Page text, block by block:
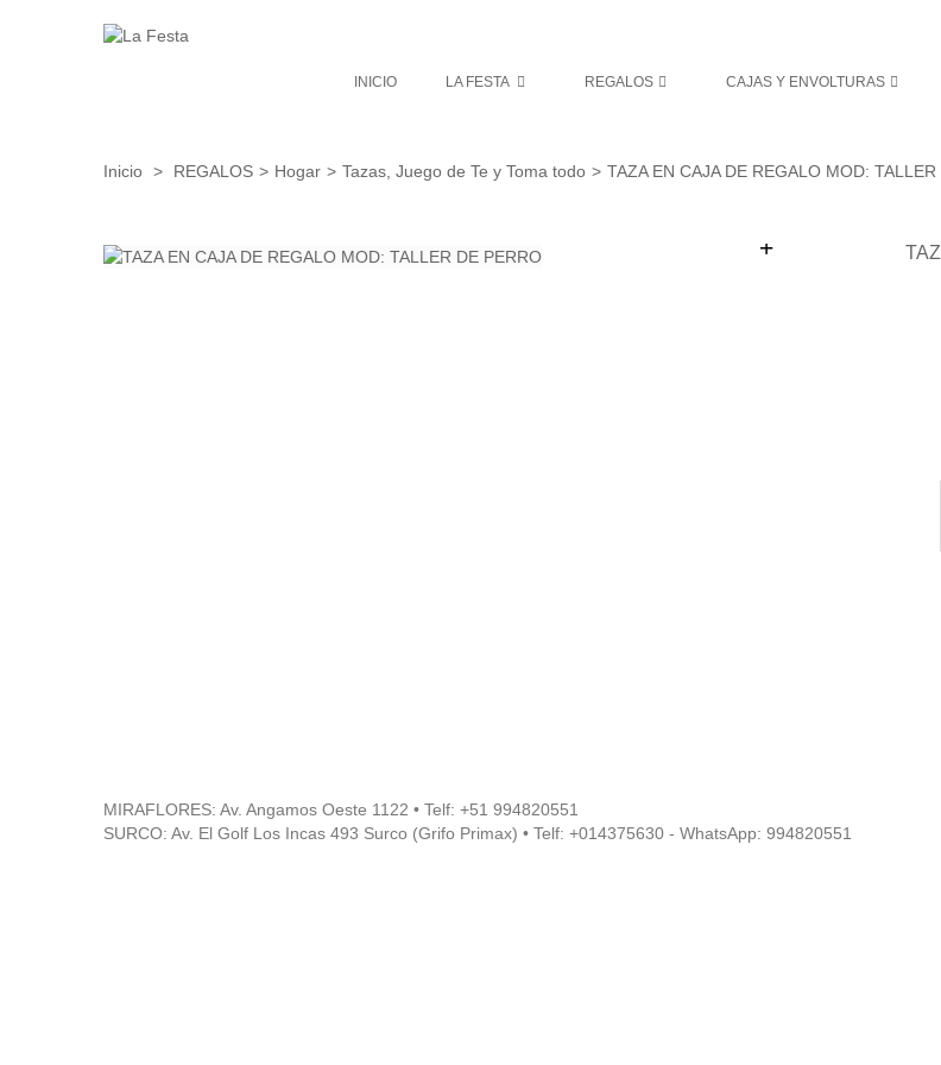
INICIO LA FESTA REGALOS CAJAS Y ENVOLTURAS
Inicio > REGALOS > Hogar > Tazas, Juego de Te y Toma todo > TAZA EN CAJA DE REGALO MOD:
+
MIRAFLORES: Av. Angamos Oeste 1122 • Telf: +51 994820551
SURCO: Av. El Golf Los Incas 493 Surco (Grifo Primax) • Telf: +014375630 - WhatsApp: 994820551